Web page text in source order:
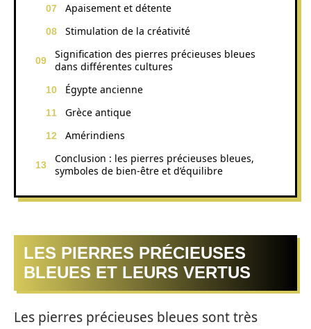
Apaisement et détente
Stimulation de la créativité
Signification des pierres précieuses bleues
dans différentes cultures
Égypte ancienne
Grèce antique
Amérindiens
Conclusion : les pierres précieuses bleues,
symboles de bien-être et d’équilibre
LES PIERRES PRÉCIEUSES
BLEUES ET LEURS VERTUS
Les pierres précieuses bleues sont très